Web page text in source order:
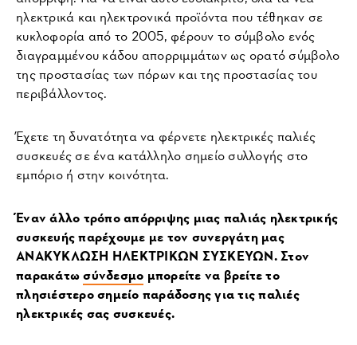
ηλεκτρικά και ηλεκτρονικά προϊόντα που τέθηκαν σε
κυκλοφορία από το 2005, φέρουν το σύμβολο ενός
διαγραμμένου κάδου απορριμμάτων ως ορατό σύμβολο
της προστασίας των πόρων και της προστασίας του
περιβάλλοντος.
Έχετε τη δυνατότητα να φέρνετε ηλεκτρικές παλιές
συσκευές σε ένα κατάλληλο σημείο συλλογής στο
εμπόριο ή στην κοινότητα.
Έναν άλλο τρόπο απόρριψης μιας παλιάς ηλεκτρικής
συσκευής παρέχουμε με τον συνεργάτη μας
ΑΝΑΚΥΚΛΩΣΗ ΗΛΕΚΤΡΙΚΩΝ ΣΥΣΚΕΥΩΝ. Στον
παρακάτωσύνδεσμο μπορείτε να βρείτε το
πλησιέστερο σημείο παράδοσης για τις παλιές
ηλεκτρικές σας συσκευές.